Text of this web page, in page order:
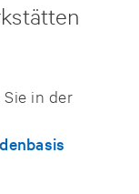
in der